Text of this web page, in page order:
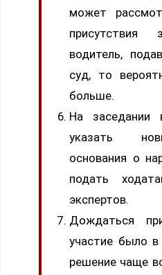
может
присутствия
водитель,
суд, то
больше.
На заседании
указать
основания о
подать
экспертов.
Дождаться
участие было
решение чаще